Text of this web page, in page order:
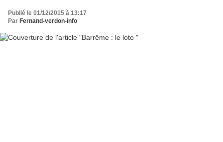
Publié le 01/12/2015 à 13:17
Par Fernand-verdon-info